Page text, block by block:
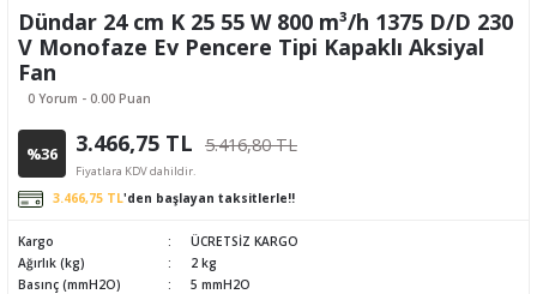
Dündar 24 cm K 25 55 W 800 m³/h 1375 D/D 230
V Monofaze Ev Pencere Tipi Kapaklı Aksiyal
Fan
0 Yorum - 0.00 Puan
%36 3.466,75 TL 5.416,80 TL
Fiyatlara KDV dahildir.
3.466,75 TL'den başlayan taksitlerle!!
Kargo
ÜCRETSİZ KARGO
Ağırlık (kg)
2 kg
Basınç (mmH2O)
5 mmH2O